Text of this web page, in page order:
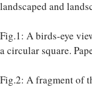
landscaped and
Fig.1: A birds-eye
a circular square.
Fig.2: A fragment of